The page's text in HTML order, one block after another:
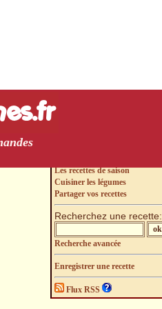
Les recettes de saison
Cuisiner les légumes
Partager vos recettes
Recherchez une recette:
Recherche avancée
Enregistrer une recette
Flux RSS